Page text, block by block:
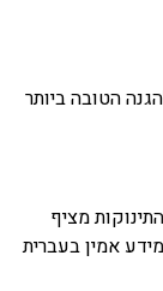
הטובה ביותר
מציף
אמין בעברית